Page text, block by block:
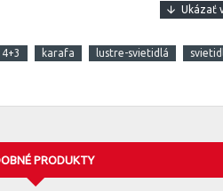
4+3 karafa lustre-svietidlá
PRODUKTY